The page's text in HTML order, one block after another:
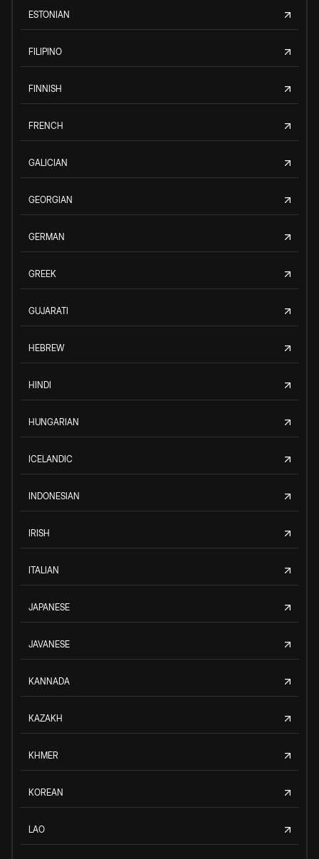
ESTONIAN
FILIPINO
FINNISH
FRENCH
GALICIAN
GEORGIAN
GERMAN
GREEK
GUJARATI
HEBREW
HINDI
HUNGARIAN
ICELANDIC
INDONESIAN
IRISH
ITALIAN
JAPANESE
JAVANESE
KANNADA
KAZAKH
KHMER
KOREAN
LAO